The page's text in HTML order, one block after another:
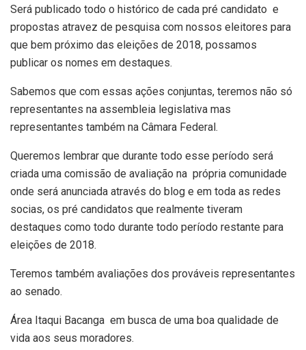
Será publicado todo o histórico de cada pré candidato e
propostas atravez de pesquisa com nossos eleitores para
que bem próximo das eleições de 2018, possamos
publicar os nomes em destaques.
Sabemos que com essas ações conjuntas, teremos não só
representantes na assembleia legislativa mas
representantes também na Câmara Federal.
Queremos lembrar que durante todo esse período será
criada uma comissão de avaliação na própria comunidade
onde será anunciada através do blog e em toda as redes
socias, os pré candidatos que realmente tiveram
destaques como todo durante todo período restante para
eleições de 2018.
Teremos também avaliações dos prováveis representantes
ao senado.
Área Itaqui Bacanga em busca de uma boa qualidade de
vida aos seus moradores.